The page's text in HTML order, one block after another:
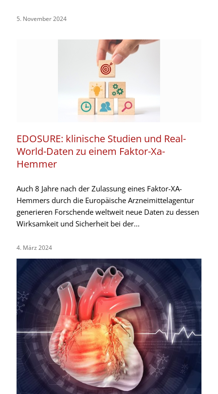
5. November 2024
EDOSURE: klinische Studien und Real-
World-Daten zu einem Faktor-Xa-
Hemmer
Auch 8 Jahre nach der Zulassung eines Faktor-XA-
Hemmers durch die Europäische Arzneimittelagentur
generieren Forschende weltweit neue Daten zu dessen
Wirksamkeit und Sicherheit bei der...
4. März 2024